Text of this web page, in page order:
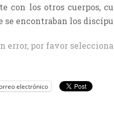
con los otros cuerpos,
se encontraban los
error, por favor
electrónico